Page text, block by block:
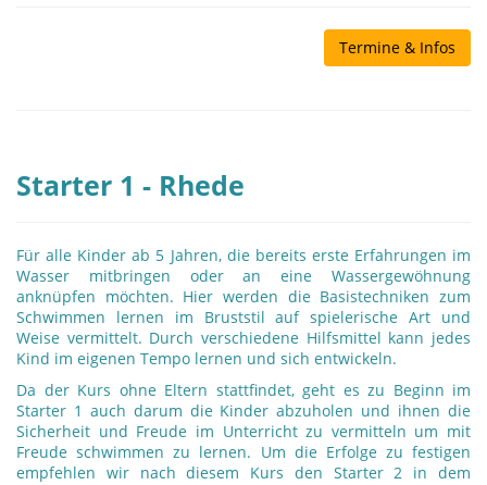
Termine & Infos
Starter 1 - Rhede
Für alle Kinder ab 5 Jahren, die bereits erste Erfahrungen im
Wasser mitbringen oder an eine Wassergewöhnung
anknüpfen möchten. Hier werden die Basistechniken zum
Schwimmen lernen im Bruststil auf spielerische Art und
Weise vermittelt. Durch verschiedene Hilfsmittel kann jedes
Kind im eigenen Tempo lernen und sich entwickeln.
Da der Kurs ohne Eltern stattfindet, geht es zu Beginn im
Starter 1 auch darum die Kinder abzuholen und ihnen die
Sicherheit und Freude im Unterricht zu vermitteln um mit
Freude schwimmen zu lernen. Um die Erfolge zu festigen
empfehlen wir nach diesem Kurs den Starter 2 in dem